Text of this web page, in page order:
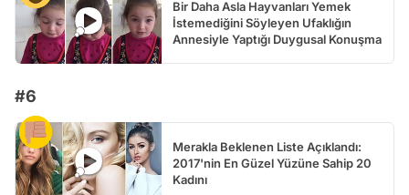
Bir Daha Asla Hayvanları Yemek
İstemediğini Söyleyen Ufaklığın
Annesiyle Yaptığı Duygusal Konuşma
#6
Merakla Beklenen Liste Açıklandı:
2017'nin En Güzel Yüzüne Sahip 20
Kadını